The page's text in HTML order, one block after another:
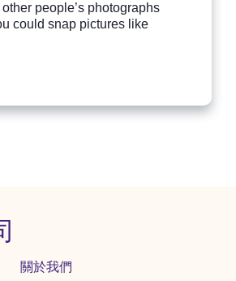
people’s photographs
could snap pictures like
or a fancy lens and you...
關於我們